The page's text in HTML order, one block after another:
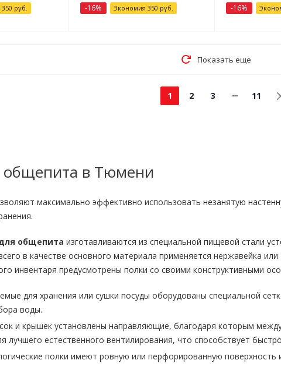
350 руб. -16% Экономия 350 руб. -16%
Показать еще
1 2 3 11
общепита в Тюмени
максимально эффективно использовать незанятую
общепита изготавливаются из специальной пищевой стали
в качестве основного материала применяется нержавейка
инвентаря предусмотрены полки со своими конструктивными
для хранения или сушки посуды оборудованы специальной
воды.
и крышек установлены направляющие, благодаря которым
лучшего естественного вентилирования, что способствует
полки имеют ровную или перфорированную